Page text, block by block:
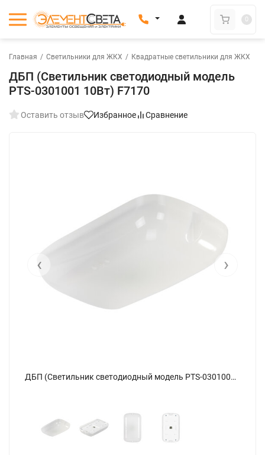
0
Главная / Светильники для ЖКХ / Квадратные светильники для ЖКХ
ДБП (Светильник светодиодный модель
PTS-0301001 10Вт) F7170
Оставить отзыв Избранное Сравнение
ДБП (Светильник светодиодный модель PTS-0301001 10Вт) - фото
‹ ›